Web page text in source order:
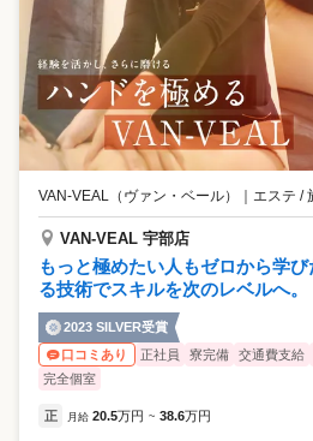
で進めています。 好きで始めたエステティックの仕事。 長く楽しく続け
てほしいから、会社はあなたを全力でサポートし
機構(JEO)の認証を直営店全店舖が取得🔶*
り組んでいます。 これまで3度の更新・審
本のエステティック産業の健全化に多大な
讃えられ優秀事業者として表彰いただきました。 お客様に心
もらえる。 そして、そこで働くスタッフ
VAN-VEAL（ヴァン・ベール） エステ /
VAN-VEAL 宇部店
もっと極めたい人もゼロから学
る技術でスキルを次のレベルへ。
2023 SILVER受賞
口コミあり
正社員 寮完備 交通費支給
完全個室
正 月給 20.5万円 ~ 38.6万円